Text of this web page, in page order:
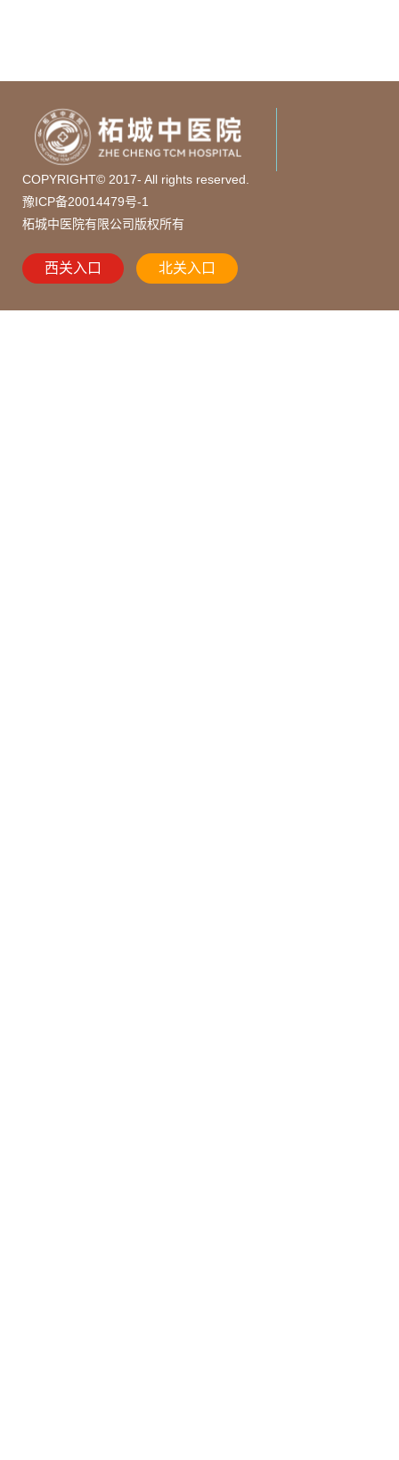
COPYRIGHT© 2017- All rights reserved.
豫ICP备20014479号-1
柘城中医院有限公司版权所有
西关入口 北关入口